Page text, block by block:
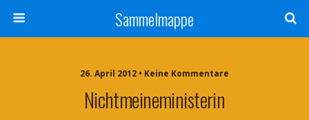
Sammelmappe
26. April 2012 • Keine Kommentare
Nichtmeineministerin